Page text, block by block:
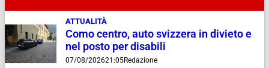
ATTUALITÀ
Como centro, auto svizzera in divieto e
nel posto per disabili
07/08/202621:05Redazione